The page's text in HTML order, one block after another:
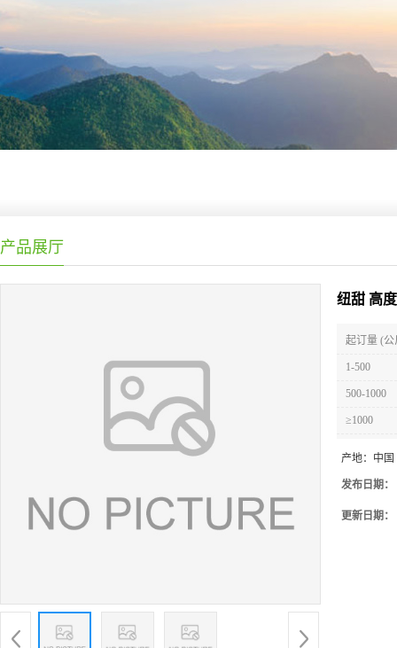
产品展厅
纽甜 高
起订量 (公
1-500
500-1000
≥1000
产地： 中国
发布日期：
更新日期：